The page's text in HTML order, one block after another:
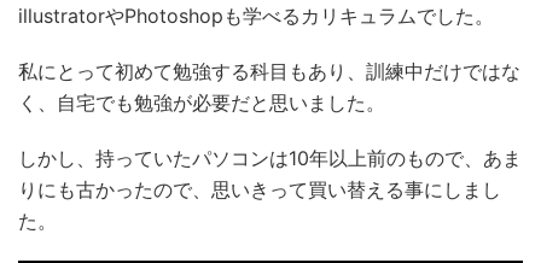
illustratorやPhotoshopも学べるカリキュラムでした。
私にとって初めて勉強する科目もあり、訓練中だけではな
く、自宅でも勉強が必要だと思いました。
しかし、持っていたパソコンは10年以上前のもので、あま
りにも古かったので、思いきって買い替える事にしまし
た。